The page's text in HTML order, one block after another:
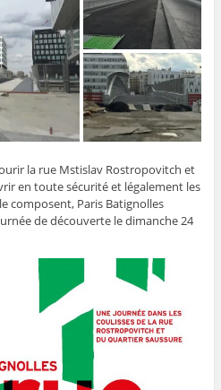
la rue Mstislav Rostropovitch et
en toute sécurité et légalement les
composent, Paris Batignolles
de découverte le dimanche 24